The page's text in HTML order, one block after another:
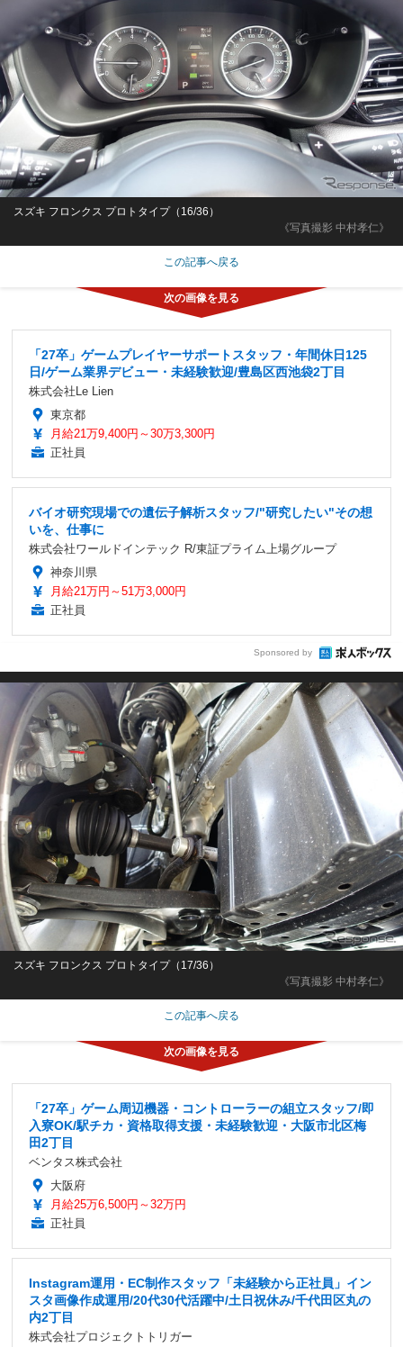
《写真撮影 中村孝仁》
スズキ フロンクス プロトタイプ（16/36）
この記事へ戻る
「27卒」ゲームプレイヤーサポートスタッフ・年間休日125
日/ゲーム業界デビュー・未経験歓迎/豊島区西池袋2丁目
株式会社Le Lien
東京都
月給21万9,400円～30万3,300円
正社員
バイオ研究現場での遺伝子解析スタッフ/"研究したい"その想
いを、仕事に
株式会社ワールドインテック R/東証プライム上場グループ
神奈川県
月給21万円～51万3,000円
正社員
Sponsored by
《写真撮影 中村孝仁》
スズキ フロンクス プロトタイプ（17/36）
この記事へ戻る
「27卒」ゲーム周辺機器・コントローラーの組立スタッフ/即
入寮OK/駅チカ・資格取得支援・未経験歓迎・大阪市北区梅
田2丁目
ベンタス株式会社
大阪府
月給25万6,500円～32万円
正社員
Instagram運用・EC制作スタッフ「未経験から正社員」イン
スタ画像作成運用/20代30代活躍中/土日祝休み/千代田区丸の
内2丁目
株式会社プロジェクトトリガー